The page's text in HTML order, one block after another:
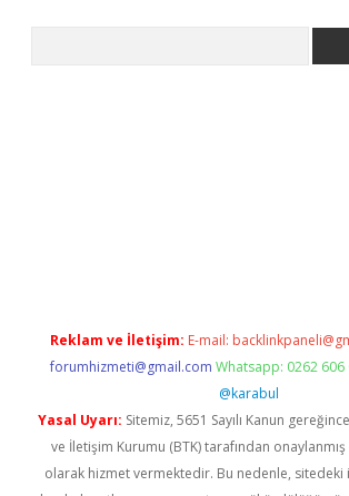
Reklam ve İletişim: E-mail:
forumhizmeti@gmail.com Whatsapp: 0262 606
@karabul
Yasal Uyarı: Sitemiz, 5651 Sayılı Kanun
ve İletişim Kurumu (BTK) tarafından onaylanmış
olarak hizmet vermektedir. Bu nedenle,